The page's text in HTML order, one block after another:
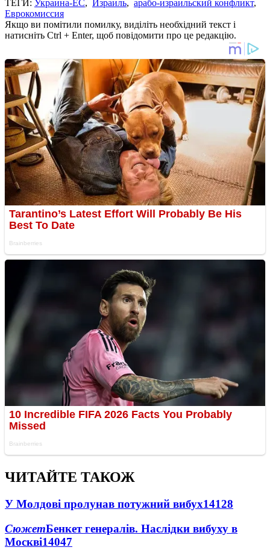
ТЕГИ: Украина-ЕС, Израиль, арабо-израильский конфликт,
Еврокомиссия
Якщо ви помітили помилку, виділіть необхідний текст і
натисніть Ctrl + Enter, щоб повідомити про це редакцію.
ЧИТАЙТЕ ТАКОЖ
У Молдові пролунав потужний вибух14128
СюжетБенкет генералів. Наслідки вибуху в
Москві14047